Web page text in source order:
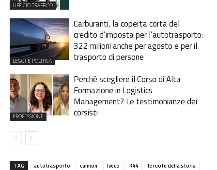
UFFICIO TRAFFICO
LEGGI E POLITICA
Carburanti, la coperta corta del
credito d’imposta per l’autotrasporto:
322 milioni anche per agosto e per il
trasporto di persone
PROFESSIONE
Perché scegliere il Corso di Alta
Formazione in Logistics
Management? Le testimonianze dei
corsisti
TAG autotrasporto camion Iveco K44
le ruote della storia